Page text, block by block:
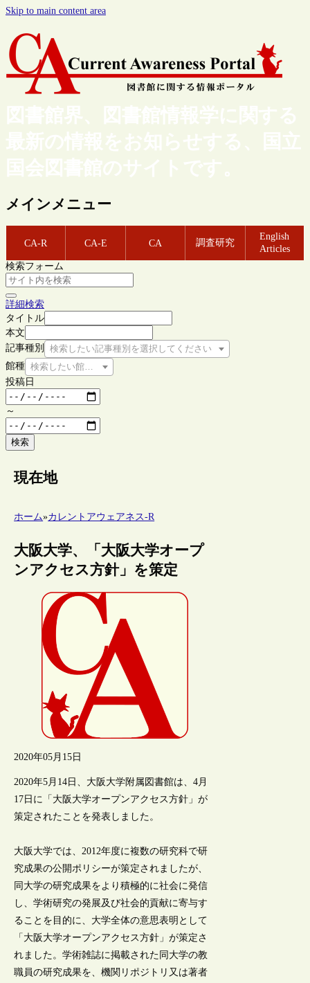
Skip to main content area
図書館界、図書館情報学に関する
最新の情報をお知らせする、国立
国会図書館のサイトです。
メインメニュー
CA-R CA-E CA 調査研究
English
Articles
検索フォーム
詳細検索
タイトル
本文
記事種別
検索したい記事種別を選択してください
館種 検索したい館種を選択してください
投稿日
～
検索
現在地
ホーム»カレントアウェアネス-R
大阪大学、「大阪大学オープ
ンアクセス方針」を策定
2020年05月15日
2020年5月14日、大阪大学附属図書館は、4月
17日に「大阪大学オープンアクセス方針」が
策定されたことを発表しました。
大阪大学では、2012年度に複数の研究科で研
究成果の公開ポリシーが策定されましたが、
同大学の研究成果をより積極的に社会に発信
し、学術研究の発展及び社会的貢献に寄与す
ることを目的に、大学全体の意思表明として
「大阪大学オープンアクセス方針」が策定さ
れました。学術雑誌に掲載された同大学の教
職員の研究成果を、機関リポジトリ又は著者